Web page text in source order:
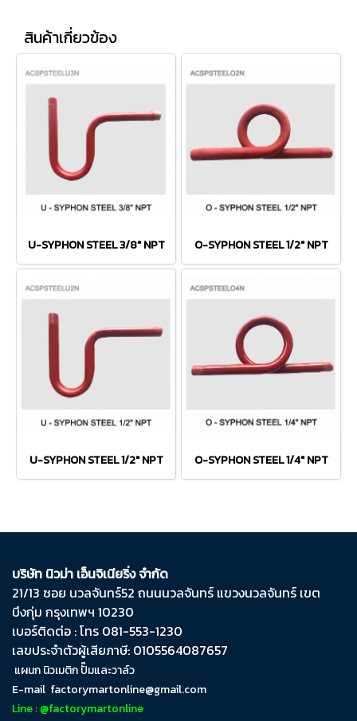
สินค้าเกี่ยวข้อง
U-SYPHON STEEL 3/8" NPT O-SYPHON STEEL 1/2" NPT
U-SYPHON STEEL 1/2" NPT O-SYPHON STEEL 1/4" NPT
บริษัท นิวม่า เอ็นจิเนียริ่ง จำกัด
21/13 ซอย นวลจันทร์​52 ถนน​นวลจันทร์​ แขวง​นวลจันทร์​ เขต​
บึงกุ่ม​ กรุงเทพฯ​ 10230
เบอร์ติดต่อ : โทร 081-553-1230
เลขประจำตัวผู้เสียภาษี: 0105564087657
แผนก นิวเมติก ปั๊มและวาล์ว
E-mail factorymartonline@gmail.com
Line : @factorymartonline